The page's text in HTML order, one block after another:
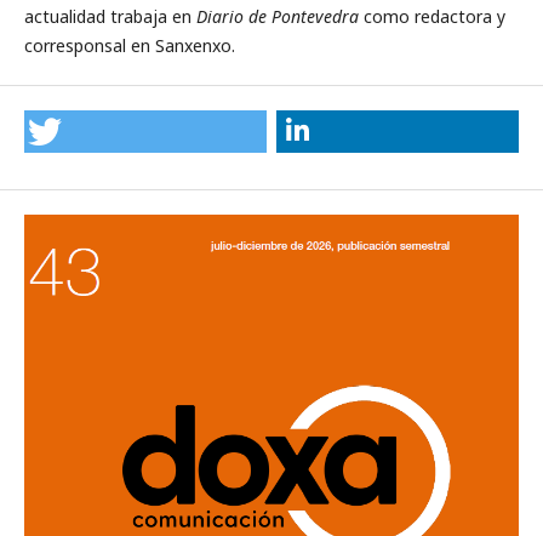
actualidad trabaja en Diario de Pontevedra como redactora y
corresponsal en Sanxenxo.